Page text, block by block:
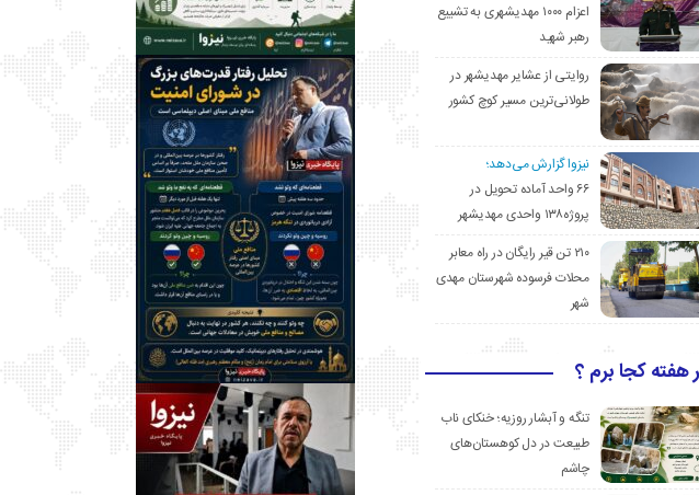
اعزام ۱۰۰۰ مهدیشهری به تشییع
رهبر شهید
روایتی از عشایر مهدیشهر در
طولانی‌ترین مسیر کوچ کشور
نیزوا گزارش می‌دهد؛
۶۶ واحد آماده تحویل در
پروژه۱۳۸ واحدی مهدیشهر
۲۱۰ تن قیر رایگان در راه معابر
محلات فرسوده شهرستان مهدی
شهر
هفته کجا برم ؟
تنگه و آبشار روزیه؛ خنکای ناب
طبیعت در دل کوهستان‌های
چاشم